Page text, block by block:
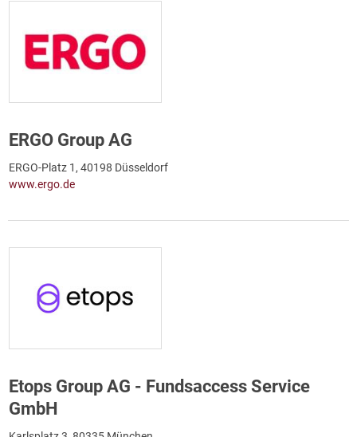
ERGO Group AG
ERGO-Platz 1, 40198 Düsseldorf
www.ergo.de
Etops Group AG - Fundsaccess Service
GmbH